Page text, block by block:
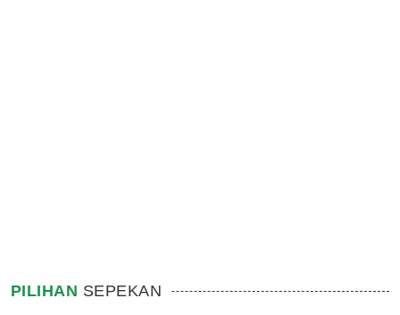
PILIHAN SEPEKAN